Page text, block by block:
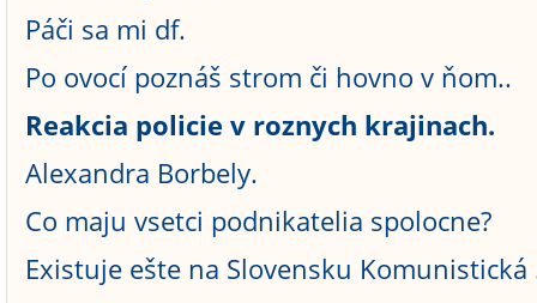
Páči sa mi df.
Po ovocí poznáš strom či hovno v ňom..
Reakcia policie v roznych krajinach.
Alexandra Borbely.
Co maju vsetci podnikatelia spolocne?
Existuje ešte na Slovensku Komunistická